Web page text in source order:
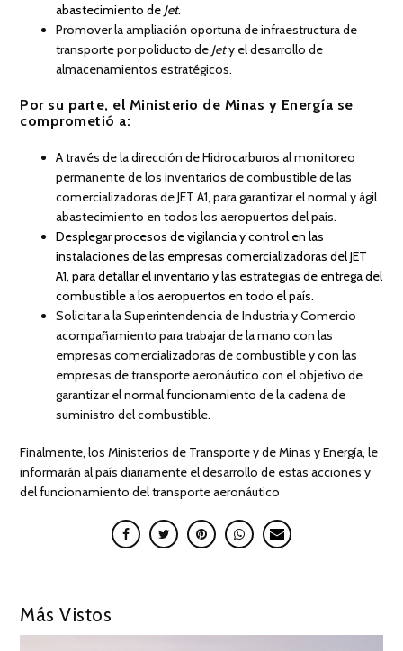
abastecimiento de Jet.
Promover la ampliación oportuna de infraestructura de
transporte por poliducto de Jety el desarrollo de
almacenamientos estratégicos.
Por su parte, el Ministerio de Minas y Energía se
comprometió a:
A través de la dirección de Hidrocarburos al monitoreo
permanente de los inventarios de combustible de las
comercializadoras de JET A1, para garantizar el normal y ágil
abastecimiento en todos los aeropuertos del país.
Desplegar procesos de vigilancia y control en las
instalaciones de las empresas comercializadoras del JET
A1, para detallar el inventario y las estrategias de entrega del
combustible a los aeropuertos en todo el país.
Solicitar a la Superintendencia de Industria y Comercio
acompañamiento para trabajar de la mano con las
empresas comercializadoras de combustible y con las
empresas de transporte aeronáutico con el objetivo de
garantizar el normal funcionamiento de la cadena de
suministro del combustible.
Finalmente, los Ministerios de Transporte y de Minas y Energía, le
informarán al país diariamente el desarrollo de estas acciones y
del funcionamiento del transporte aeronáutico
Más Vistos